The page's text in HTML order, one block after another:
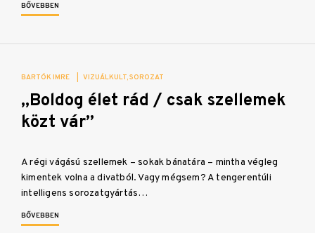
BŐVEBBEN
BARTÓK IMRE VIZUÁLKULT SOROZAT
„Boldog élet rád / csak szellemek
közt vár”
A régi vágású szellemek – sokak bánatára – mintha végleg
kimentek volna a divatból. Vagy mégsem? A tengerentúli
intelligens sorozatgyártás…
BŐVEBBEN